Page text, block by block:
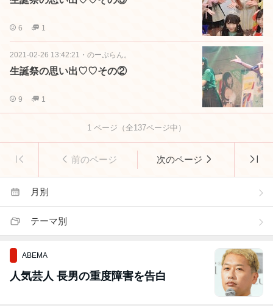
6 1
2021-02-26 13:42:21 ・ のーぷらん。
生誕祭の思い出♡♡その②
9 1
1 ページ（全137ページ中）
前のページ 次のページ
月別
テーマ別
ABEMA
人気芸人 長男の重度障害を告白